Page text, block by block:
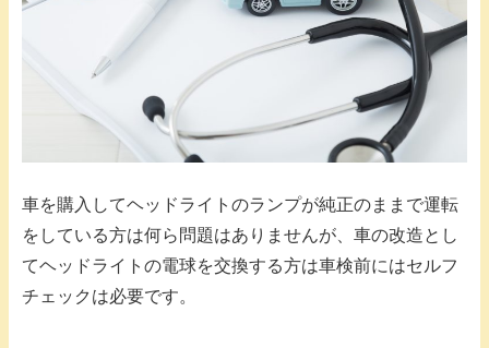
車を購入してヘッドライトのランプが純正のままで運転
をしている方は何ら問題はありませんが、車の改造とし
てヘッドライトの電球を交換する方は車検前にはセルフ
チェックは必要です。